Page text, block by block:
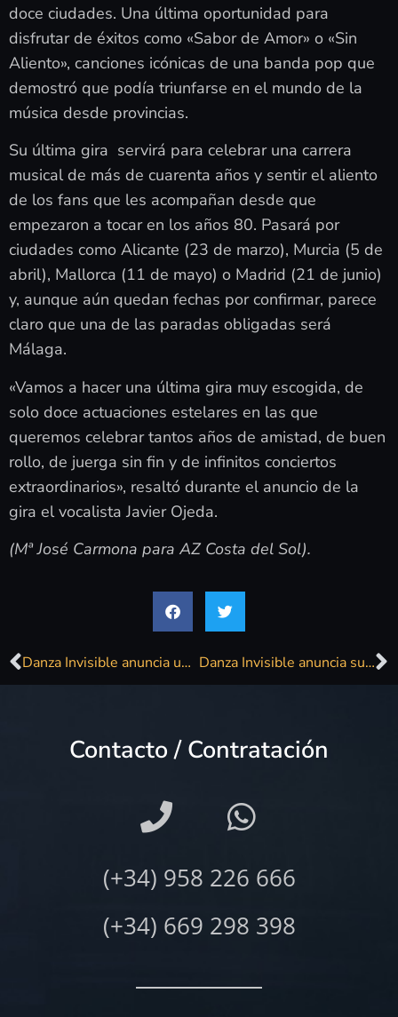
doce ciudades. Una última oportunidad para
disfrutar de éxitos como «Sabor de Amor» o «Sin
Aliento», canciones icónicas de una banda pop que
demostró que podía triunfarse en el mundo de la
música desde provincias.
Su última gira servirá para celebrar una carrera
musical de más de cuarenta años y sentir el aliento
de los fans que les acompañan desde que
empezaron a tocar en los años 80. Pasará por
ciudades como Alicante (23 de marzo), Murcia (5 de
abril), Mallorca (11 de mayo) o Madrid (21 de junio)
y, aunque aún quedan fechas por confirmar, parece
claro que una de las paradas obligadas será
Málaga.
«Vamos a hacer una última gira muy escogida, de
solo doce actuaciones estelares en las que
queremos celebrar tantos años de amistad, de buen
rollo, de juerga sin fin y de infinitos conciertos
extraordinarios», resaltó durante el anuncio de la
gira el vocalista Javier Ojeda.
(Mª José Carmona para AZ Costa del Sol).
Danza Invisible anuncia una gira de doce conciertos antes de su despedida definitiva Danza Invisible anuncia su gira de despedida con 12 conciertos
Contacto / Contratación
(+34) 958 226 666
(+34) 669 298 398